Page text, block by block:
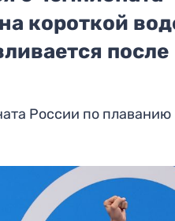
короткой
после
России по плаванию